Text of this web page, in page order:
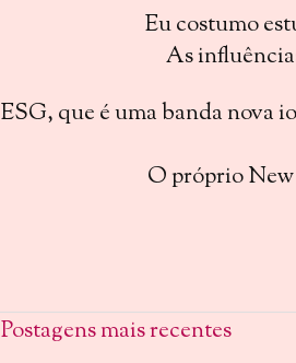
Eu costumo
As
ESG, que é uma banda nova
O próprio
Postagens mais recentes